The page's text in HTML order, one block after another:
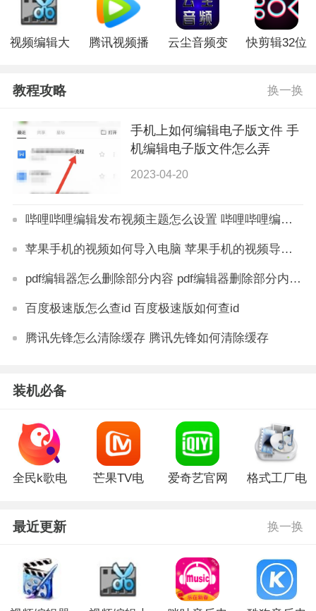
视频编辑大
腾讯视频播
云尘音频变
快剪辑32位
教程攻略 换一换
手机上如何编辑电子版文件 手
机编辑电子版文件怎么弄
2023-04-20
哔哩哔哩编辑发布视频主题怎么设置 哔哩哔哩编辑发布视频主题设置方法
苹果手机的视频如何导入电脑 苹果手机的视频导入电脑教程
pdf编辑器怎么删除部分内容 pdf编辑器删除部分内容方法
百度极速版怎么查id 百度极速版如何查id
腾讯先锋怎么清除缓存 腾讯先锋如何清除缓存
装机必备
全民k歌电
芒果TV电
爱奇艺官网
格式工厂电
最近更新 换一换